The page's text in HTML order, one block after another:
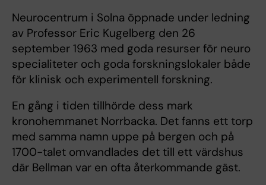
Neurocentrum i Solna öppnade under ledning
av Professor Eric Kugelberg den 26
september 1963 med goda resurser för neuro
specialiteter och goda forskningslokaler både
för klinisk och experimentell forskning.
En gång i tiden tillhörde dess mark
kronohemmanet Norrbacka. Det fanns ett torp
med samma namn uppe på bergen och på
1700-talet omvandlades det till ett värdshus
där Bellman var en ofta återkommande gäst.